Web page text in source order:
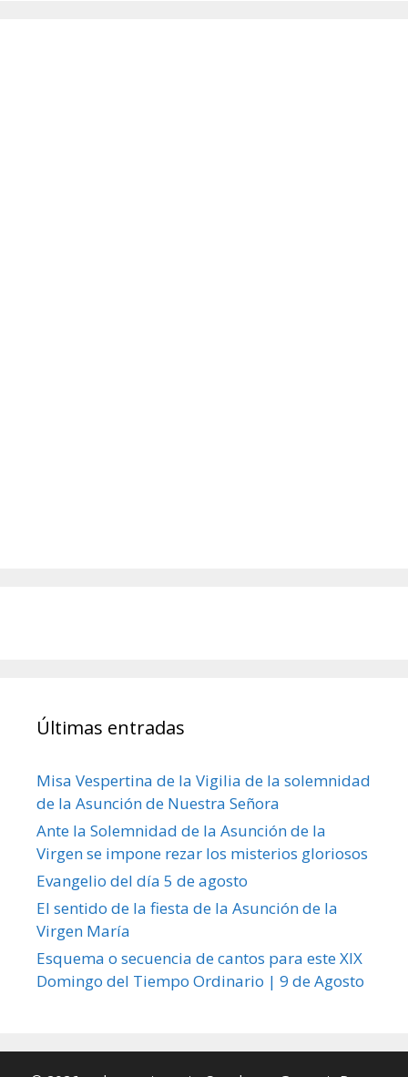
Últimas entradas
Misa Vespertina de la Vigilia de la solemnidad
de la Asunción de Nuestra Señora
Ante la Solemnidad de la Asunción de la
Virgen se impone rezar los misterios gloriosos
Evangelio del día 5 de agosto
El sentido de la fiesta de la Asunción de la
Virgen María
Esquema o secuencia de cantos para este XIX
Domingo del Tiempo Ordinario | 9 de Agosto